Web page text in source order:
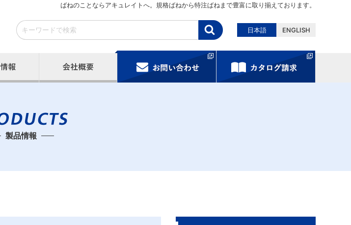
ばねのことならアキュレイトへ。規格ばねから特注ばねまで豊富に取り揃えております。
日本語 ENGLISH
製品情報